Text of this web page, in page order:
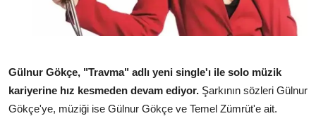
RÜYA TABİRİ
GALERİ
Gülnur Gökçe, "Travma" adlı yeni single'ı ile solo müzik
kariyerine hız kesmeden devam ediyor. Şarkının sözleri Gülnur
Gökçe'ye, müziği ise Gülnur Gökçe ve Temel Zümrüt'e ait.